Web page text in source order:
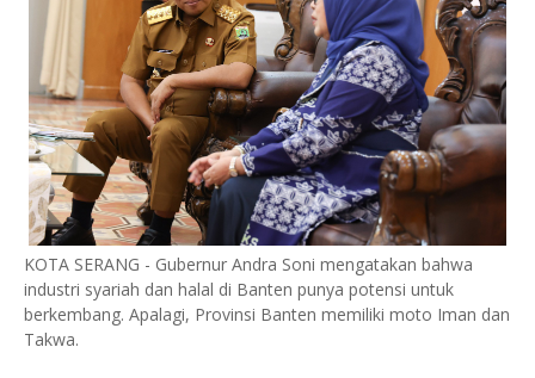
KOTA SERANG - Gubernur Andra Soni mengatakan bahwa
industri syariah dan halal di Banten punya potensi untuk
berkembang. Apalagi, Provinsi Banten memiliki moto Iman dan
Takwa.